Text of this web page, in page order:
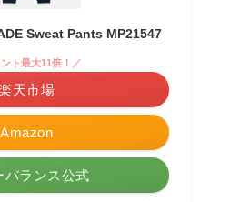
Sweat Pants MP21547
Amazon
ト最大11倍！／
天市場
バランス公式